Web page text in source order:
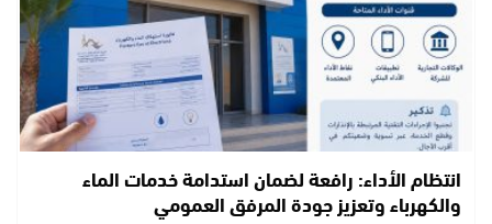
انتظام الأداء: رافعة لضمان استدامة خدمات الماء
والكهرباء وتعزيز جودة المرفق العمومي